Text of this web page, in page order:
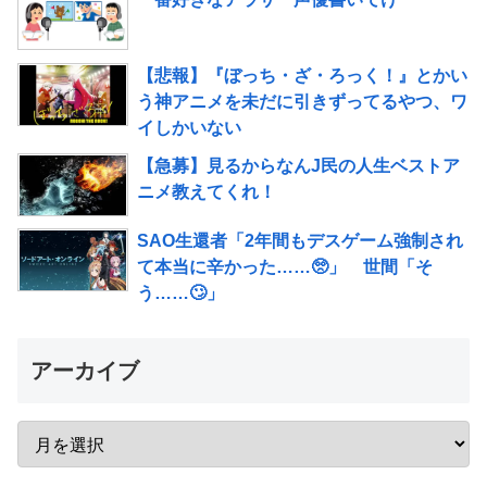
【悲報】『ぼっち・ざ・ろっく！』とかい
う神アニメを未だに引きずってるやつ、ワ
イしかいない
【急募】見るからなんJ民の人生ベストア
ニメ教えてくれ！
SAO生還者「2年間もデスゲーム強制され
て本当に辛かった……🥺」 世間「そ
う……🙄」
アーカイブ